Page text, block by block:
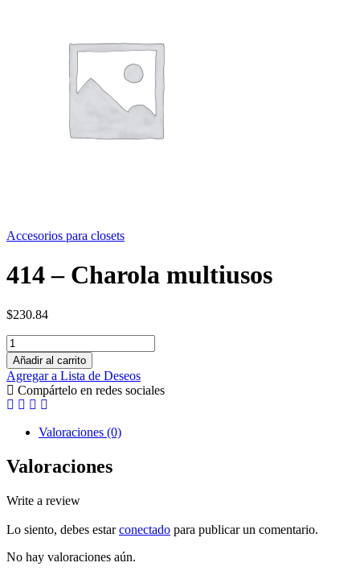
Accesorios para closets
414 – Charola multiusos
$230.84
Añadir al carrito
Agregar a Lista de Deseos
Compártelo en redes sociales
Valoraciones (0)
Valoraciones
Write a review
Lo siento, debes estarconectado para publicar un comentario.
No hay valoraciones aún.